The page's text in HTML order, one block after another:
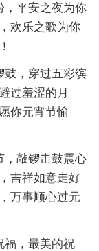
，平安之夜为你
欢乐之歌为你
鼓，穿过五彩缤
过羞涩的月
你元宵节愉
，敲锣击鼓震心
吉祥如意走好
万事顺心过元
福，最美的祝